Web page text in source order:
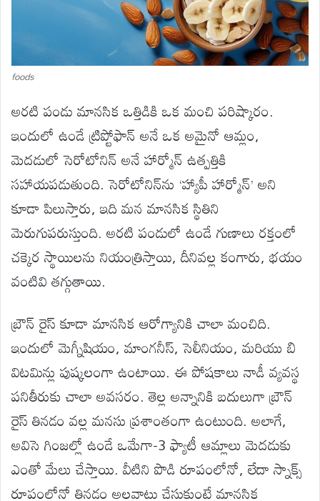
foods
అరటి పండు మానసిక ఒత్తిడికి ఒక మంచి పరిష్కారం.
ఇందులో ఉండే ట్రిప్టోఫాన్ అనే ఒక అమైనో ఆమ్లం,
మెదడులో సెరోటోనిన్ అనే హార్మోన్ ఉత్పత్తికి
సహాయపడుతుంది. సెరోటోనిన్‌ను ‘హ్యాపీ హార్మోన్’ అని
కూడా పిలుస్తారు, ఇది మన మానసిక స్థితిని
మెరుగుపరుస్తుంది. అరటి పండులో ఉండే గుణాలు రక్తంలో
చక్కెర స్థాయిలను నియంత్రిస్తాయి, దీనివల్ల కంగారు, భయం
వంటివి తగ్గుతాయి.
బ్రౌన్ రైస్ కూడా మానసిక ఆరోగ్యానికి చాలా మంచిది.
ఇందులో మెగ్నీషియం, మాంగనీస్, సెలీనియం, మరియు బి
విటమిన్లు పుష్కలంగా ఉంటాయి. ఈ పోషకాలు నాడీ వ్యవస్థ
పనితీరుకు చాలా అవసరం. తెల్ల అన్నానికి బదులుగా బ్రౌన్
రైస్ తినడం వల్ల మనసు ప్రశాంతంగా ఉంటుంది. అలాగే,
అవిసె గింజల్లో ఉండే ఒమేగా-3 ఫ్యాటీ ఆమ్లాలు మెదడుకు
ఎంతో మేలు చేస్తాయి. వీటిని పొడి రూపంలోనో, లేదా స్నాక్స్‌
రూపంలోనో తినడం అలవాటు చేసుకుంటే మానసిక